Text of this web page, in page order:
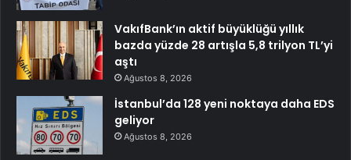
VakıfBank’ın aktif büyüklüğü yıllık
bazda yüzde 28 artışla 5,8 trilyon TL’yi
aştı
Ağustos 8, 2026
İstanbul’da 128 yeni noktaya daha EDS
geliyor
Ağustos 8, 2026